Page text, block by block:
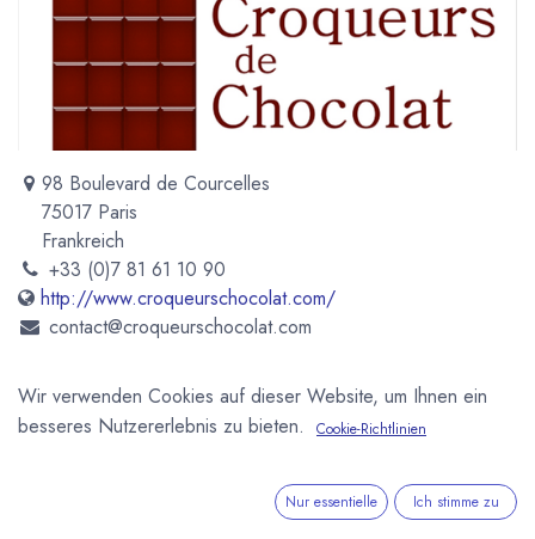
98 Boulevard de Courcelles
75017 Paris
Frankreich
+33 (0)7 81 61 10 90
http://www.croqueurschocolat.com/
contact@croqueurschocolat.com
Nur maximal 150 Mitglieder darf dieser erlesene Club zählen,
dessen Mitglieder sich vier bis fünf Mal pro Jahr treffen, um
Ergebnis wird im "Guide des Croquers de chocolat"
veröffentlicht und den besten Schokoladenmachern wird ein
Wir verwenden Cookies auf dieser Website, um Ihnen ein
besseres Nutzererlebnis zu bieten.
Cookie-Richtlinien
Nur essentielle Ich stimme zu